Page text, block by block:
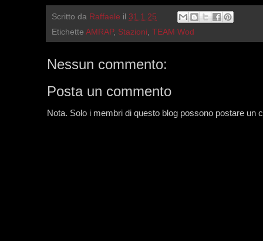
Scritto da Raffaele il 31.1.25
Etichette AMRAP, Stazioni, TEAM Wod
Nessun commento:
Posta un commento
Nota. Solo i membri di questo blog possono postare un